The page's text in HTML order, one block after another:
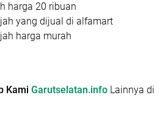
harga 20 ribuan
yang dijual di alfamart
harga murah
Kami Garutselatan.info Lainnya di